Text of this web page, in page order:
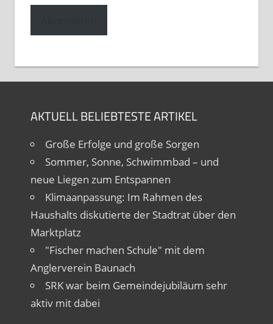
Adresse
AKTUELL BELIEBTESTE ARTIKEL
Große Erfolge und große Sorgen
Sommer, Sonne, Schwimmbad – und
neue Liegen zum Entspannen
Klimaanpassung: Im Rahmen des
Haushalts diskutierte der Stadtrat über den
Marktplatz
"Fischer machen Schule" mit dem
Anglerverein Baunach
SRK war beim Gemeindejubiläum sehr
aktiv mit dabei